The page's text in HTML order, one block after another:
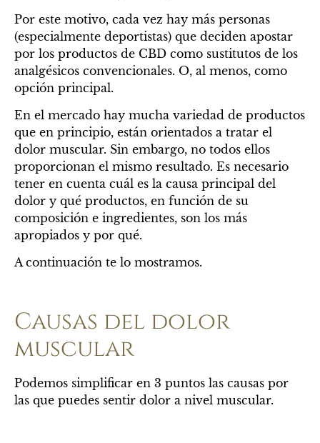
Por este motivo, cada vez hay más personas
(especialmente deportistas) que deciden apostar
por los productos de CBD como sustitutos de los
analgésicos convencionales. O, al menos, como
opción principal.
En el mercado hay mucha variedad de productos
que en principio, están orientados a tratar el
dolor muscular. Sin embargo, no todos ellos
proporcionan el mismo resultado. Es necesario
tener en cuenta cuál es la causa principal del
dolor y qué productos, en función de su
composición e ingredientes, son los más
apropiados y por qué.
A continuación te lo mostramos.
Causas del dolor
muscular
Podemos simplificar en 3 puntos las causas por
las que puedes sentir dolor a nivel muscular.